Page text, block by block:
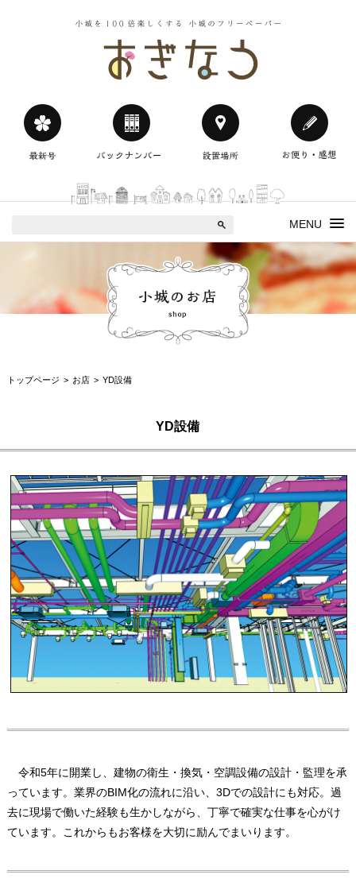
MENU
小城の
トップページ お店 YD設備
YD設備
令和5年に開業し、建物の衛生・換気・空調設備の設計・監理を承
っています。業界のBIM化の流れに沿い、3Dでの設計にも対応。過
去に現場で働いた経験も生かしながら、丁寧で確実な仕事を心がけ
ています。これからもお客様を大切に励んでまいります。